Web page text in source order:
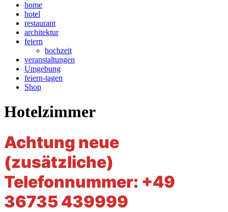
home
hotel
restaurant
architektur
feiern
hochzeit
veranstaltungen
Umgebung
feiern-tagen
Shop
Hotelzimmer
Achtung neue
(zusätzliche)
Telefonnummer: +49
36735 439999